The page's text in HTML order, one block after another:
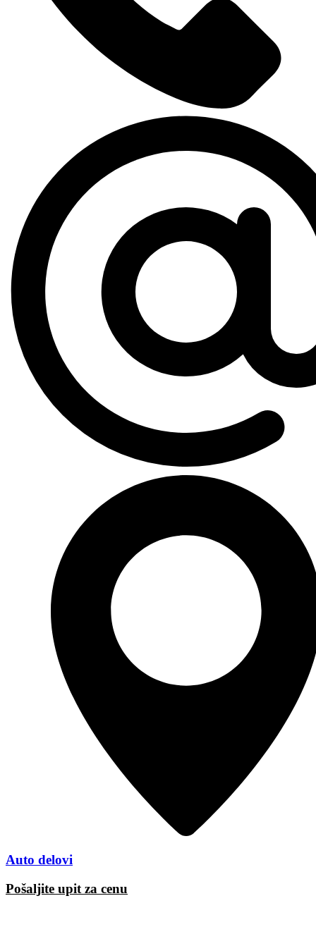
Auto delovi
Pošaljite upit za cenu